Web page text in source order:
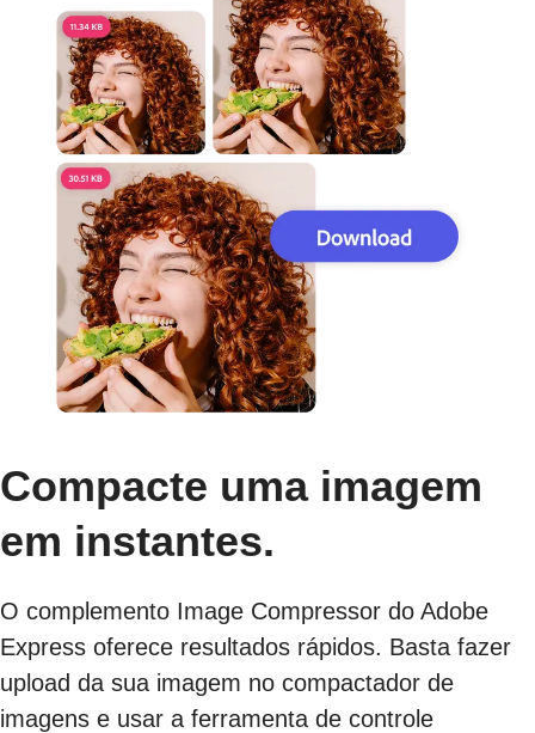
Compacte uma imagem
em instantes.
O complemento Image Compressor do Adobe
Express oferece resultados rápidos. Basta fazer
upload da sua imagem no compactador de
imagens e usar a ferramenta de controle